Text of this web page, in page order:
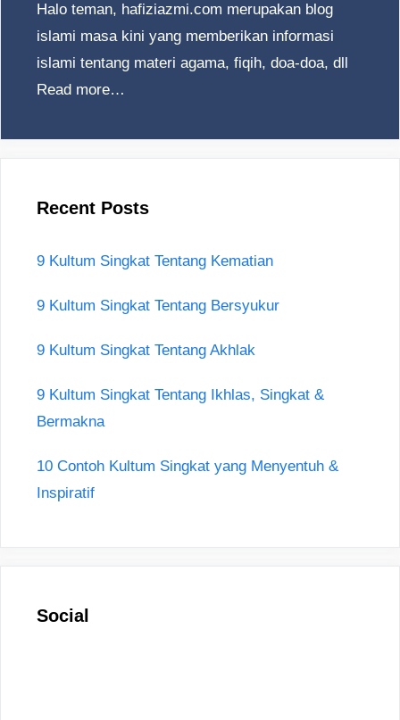
Halo teman, hafiziazmi.com merupakan blog
islami masa kini yang memberikan informasi
islami tentang materi agama, fiqih, doa-doa, dll
Read more…
Recent Posts
9 Kultum Singkat Tentang Kematian
9 Kultum Singkat Tentang Bersyukur
9 Kultum Singkat Tentang Akhlak
9 Kultum Singkat Tentang Ikhlas, Singkat &
Bermakna
10 Contoh Kultum Singkat yang Menyentuh &
Inspiratif
Social